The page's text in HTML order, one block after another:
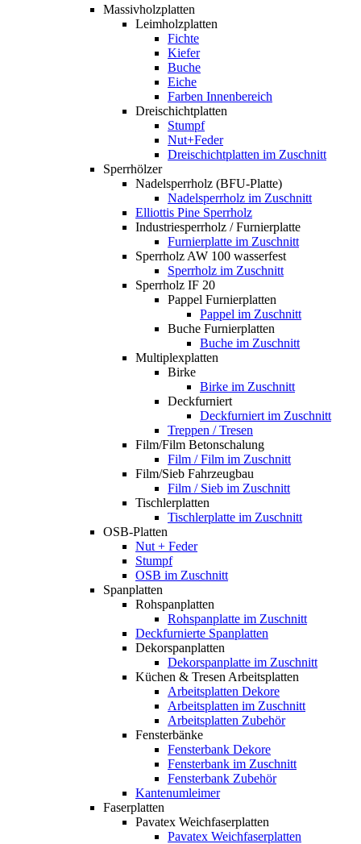
Massivholzplatten
Leimholzplatten
Fichte
Kiefer
Buche
Eiche
Farben Innenbereich
Dreischichtplatten
Stumpf
Nut+Feder
Dreischichtplatten im Zuschnitt
Sperrhölzer
Nadelsperrholz (BFU-Platte)
Nadelsperrholz im Zuschnitt
Elliottis Pine Sperrholz
Industriesperrholz / Furnierplatte
Furnierplatte im Zuschnitt
Sperrholz AW 100 wasserfest
Sperrholz im Zuschnitt
Sperrholz IF 20
Pappel Furnierplatten
Pappel im Zuschnitt
Buche Furnierplatten
Buche im Zuschnitt
Multiplexplatten
Birke
Birke im Zuschnitt
Deckfurniert
Deckfurniert im Zuschnitt
Treppen / Tresen
Film/Film Betonschalung
Film / Film im Zuschnitt
Film/Sieb Fahrzeugbau
Film / Sieb im Zuschnitt
Tischlerplatten
Tischlerplatte im Zuschnitt
OSB-Platten
Nut + Feder
Stumpf
OSB im Zuschnitt
Spanplatten
Rohspanplatten
Rohspanplatte im Zuschnitt
Deckfurnierte Spanplatten
Dekorspanplatten
Dekorspanplatte im Zuschnitt
Küchen & Tresen Arbeitsplatten
Arbeitsplatten Dekore
Arbeitsplatten im Zuschnitt
Arbeitsplatten Zubehör
Fensterbänke
Fensterbank Dekore
Fensterbank im Zuschnitt
Fensterbank Zubehör
Kantenumleimer
Faserplatten
Pavatex Weichfaserplatten
Pavatex Weichfaserplatten